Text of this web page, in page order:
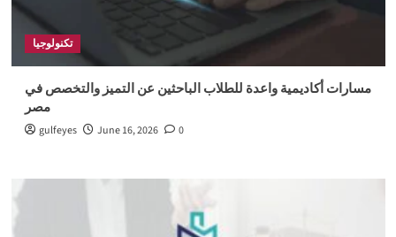
تكنولوجيا
مسارات أكاديمية واعدة للطلاب الباحثين عن التميز والتخصص في
مصر
gulfeyes June 16, 2026 0